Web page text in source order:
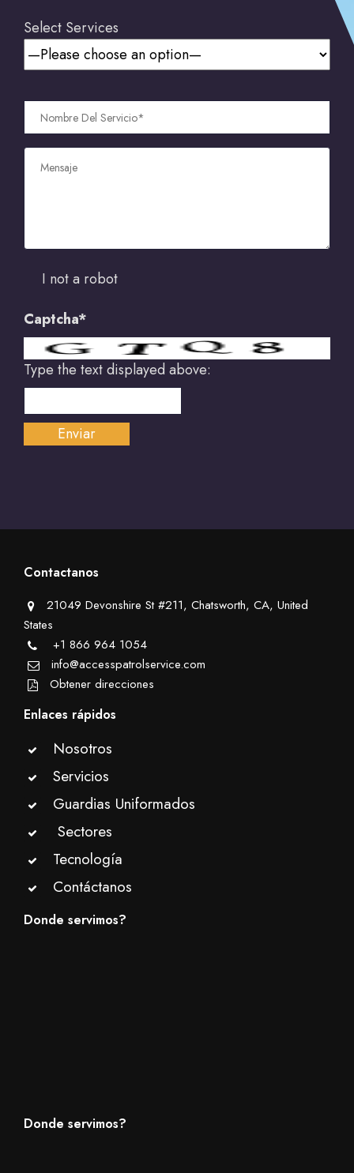
Select Services
I not a robot
Captcha*
Type the text displayed above:
Contactanos
21049 Devonshire St #211, Chatsworth, CA, United
States
+1 866 964 1054
info@accesspatrolservice.com
Obtener direcciones
Enlaces rápidos
Nosotros
Servicios
Guardias Uniformados
Sectores
Tecnología
Contáctanos
Donde servimos?
Donde servimos?